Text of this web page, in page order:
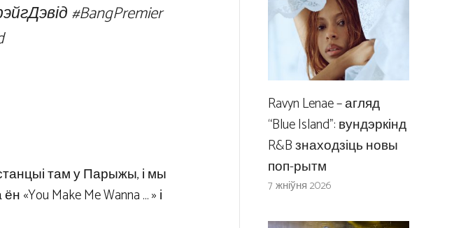
#BangPremier
там у Парыжы, і мы
«You Make Me Wanna … » і
Ravyn Lenae – агляд
“Blue Island”: вундэркінд
R&B знаходзіць новы
поп-рытм
7 жніўня 2026